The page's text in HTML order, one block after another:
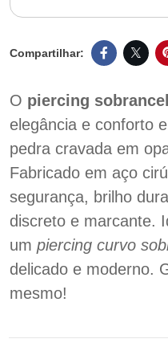
O piercing
elegância e conforto
pedra cravada em
Fabricado em aço
segurança, brilho
discreto e marcante.
um piercing curvo
delicado e moderno.
mesmo!